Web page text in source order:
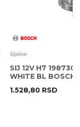
Sijalice
SIJ 12V H7
WHITE BL BOSCH
1.528,80 RSD